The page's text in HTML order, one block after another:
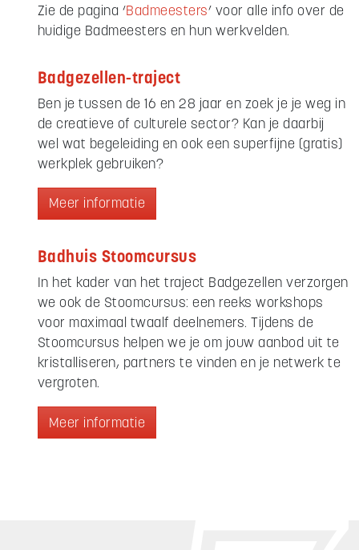
Zie de pagina ‘Badmeesters’ voor alle info over de
huidige Badmeesters en hun werkvelden.
Badgezellen-traject
Ben je tussen de 16 en 28 jaar en zoek je je weg in
de creatieve of culturele sector? Kan je daarbij
wel wat begeleiding en ook een superfijne (gratis)
werkplek gebruiken?
Meer informatie
Badhuis Stoomcursus
In het kader van het traject Badgezellen verzorgen
we ook de Stoomcursus: een reeks workshops
voor maximaal twaalf deelnemers. Tijdens de
Stoomcursus helpen we je om jouw aanbod uit te
kristalliseren, partners te vinden en je netwerk te
vergroten.
Meer informatie